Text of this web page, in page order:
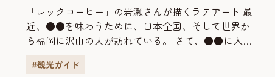
「レックコーヒー」の岩瀬さんが描くラテアート 最
近、●●を味わうために、日本全国、そして世界か
ら福岡に沢山の人が訪れている。 さて、●●に入る
いえるラーメンもそうですし、もつ鍋や水炊き、そ
#観光ガイド